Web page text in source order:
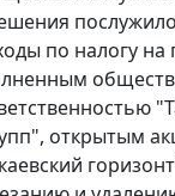
по налогу на
открытым